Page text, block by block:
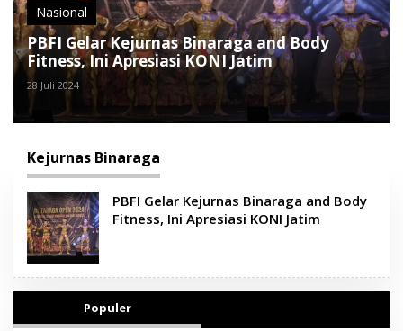
Nasional
PBFI Gelar Kejurnas Binaraga and Body
Fitness, Ini Apresiasi KONI Jatim
28 Juli 2024
Kejurnas Binaraga
PBFI Gelar Kejurnas Binaraga and Body
Fitness, Ini Apresiasi KONI Jatim
Populer